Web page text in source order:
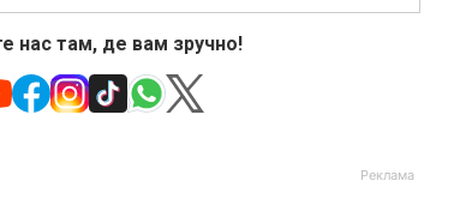
нас там, де вам зручно!